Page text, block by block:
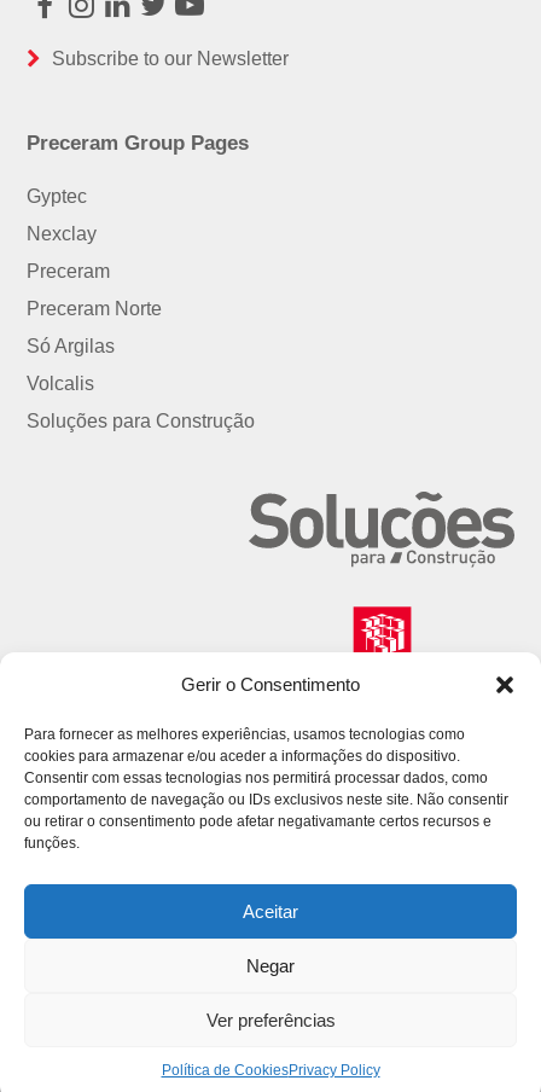
Gerir o Consentimento
Para fornecer as melhores experiências, usamos tecnologias como
cookies para armazenar e/ou aceder a informações do dispositivo.
Consentir com essas tecnologias nos permitirá processar dados, como
comportamento de navegação ou IDs exclusivos neste site. Não consentir
ou retirar o consentimento pode afetar negativamante certos recursos e
funções.
Aceitar
Negar
Ver preferências
Política de CookiesPrivacy Policy
Facebook
Instagram
LinkedIn
TwitterYoutube
Subscribe to our Newsletter
Preceram Group Pages
Gyptec
Nexclay
Preceram
Preceram Norte
Só Argilas
Volcalis
Soluções para Construção
Consumer Disputes
Site Map